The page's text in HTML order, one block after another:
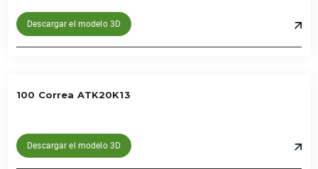
Descargar el modelo 3D
100 Correa ATK20K13
Descargar el modelo 3D